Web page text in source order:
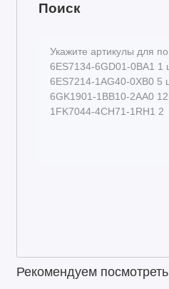
Поиск
Рекомендуем посмотреть